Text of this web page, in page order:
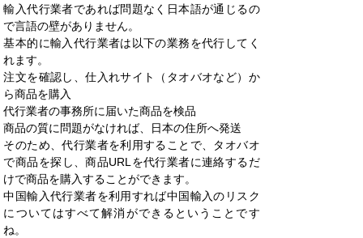
輸入代行業者であれば問題なく日本語が通じるの
で言語の壁がありません。
基本的に輸入代行業者は以下の業務を代行してく
れます。
注文を確認し、仕入れサイト（タオバオなど）か
ら商品を購入
代行業者の事務所に届いた商品を検品
商品の質に問題がなければ、日本の住所へ発送
そのため、代行業者を利用することで、タオバオ
で商品を探し、商品URLを代行業者に連絡するだ
けで商品を購入することができます。
中国輸入代行業者を利用すれば中国輸入のリスク
についてはすべて解消ができるということです
ね。